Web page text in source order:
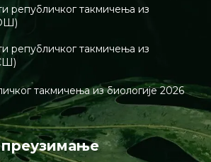
Објављени тестови и решења из